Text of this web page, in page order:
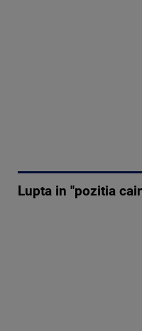
Lupta in "pozitia